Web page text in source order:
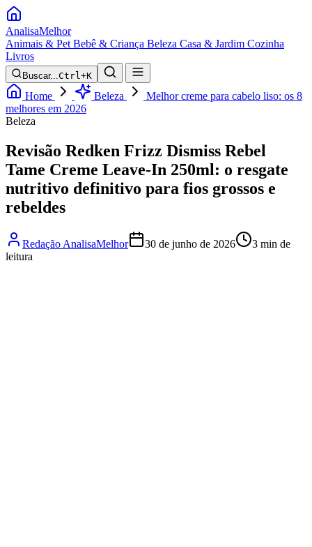
AnalisaMelhor
Animais & Pet Bebê & Criança Beleza Casa & Jardim Cozinha
Livros
Buscar...Ctrl+K
Home Beleza
Melhor creme para cabelo liso: os 8
melhores em 2026
Beleza
Revisão Redken Frizz Dismiss Rebel
Tame Creme Leave-In 250ml: o resgate
nutritivo definitivo para fios grossos e
rebeldes
Redação AnalisaMelhor 30 de junho de 2026
3 min de
leitura